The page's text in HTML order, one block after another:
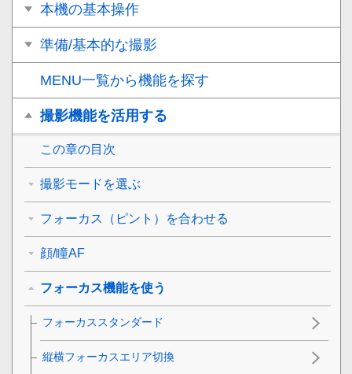
本機の基本操作
準備/基本的な撮影
MENU一覧から機能を探す
撮影機能を活用する
この章の目次
撮影モードを選ぶ
フォーカス（ピント）を合わせる
顔/瞳AF
フォーカス機能を使う
フォーカススタンダード
縦横フォーカスエリア切換